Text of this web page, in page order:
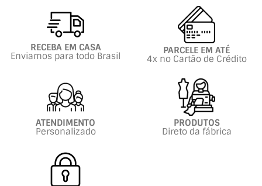
RECEBA EM CASA
Enviamos para todo Brasil PARCELE EM ATÉ
4x no Cartão de Crédito
ATENDIMENTO
Personalizado
PRODUTOS
Direto da fábrica